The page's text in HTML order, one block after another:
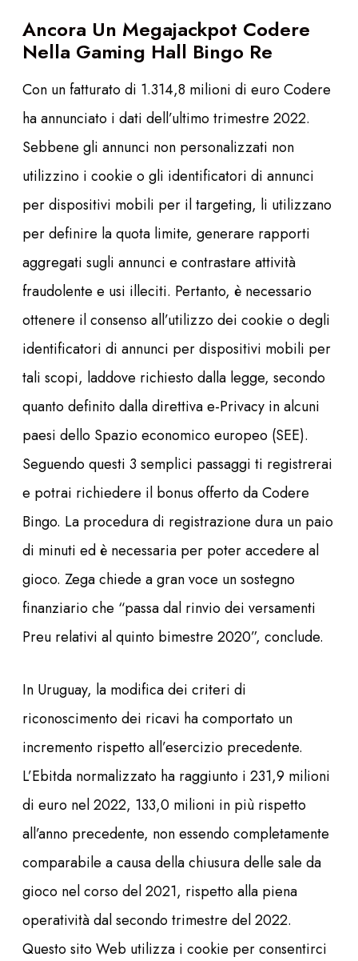
Ancora Un Megajackpot Codere
Nella Gaming Hall Bingo Re
Con un fatturato di 1.314,8 milioni di euro Codere
ha annunciato i dati dell’ultimo trimestre 2022.
Sebbene gli annunci non personalizzati non
utilizzino i cookie o gli identificatori di annunci
per dispositivi mobili per il targeting, li utilizzano
per definire la quota limite, generare rapporti
aggregati sugli annunci e contrastare attività
fraudolente e usi illeciti. Pertanto, è necessario
ottenere il consenso all’utilizzo dei cookie o degli
identificatori di annunci per dispositivi mobili per
tali scopi, laddove richiesto dalla legge, secondo
quanto definito dalla direttiva e-Privacy in alcuni
paesi dello Spazio economico europeo (SEE).
Seguendo questi 3 semplici passaggi ti registrerai
e potrai richiedere il bonus offerto da Codere
Bingo. La procedura di registrazione dura un paio
di minuti ed è necessaria per poter accedere al
gioco. Zega chiede a gran voce un sostegno
finanziario che “passa dal rinvio dei versamenti
Preu relativi al quinto bimestre 2020”, conclude.
In Uruguay, la modifica dei criteri di
riconoscimento dei ricavi ha comportato un
incremento rispetto all’esercizio precedente.
L’Ebitda normalizzato ha raggiunto i 231,9 milioni
di euro nel 2022, 133,0 milioni in più rispetto
all’anno precedente, non essendo completamente
comparabile a causa della chiusura delle sale da
gioco nel corso del 2021, rispetto alla piena
operatività dal secondo trimestre del 2022.
Questo sito Web utilizza i cookie per consentirci